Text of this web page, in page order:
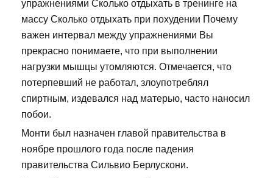
упражнениями Сколько отдыхать в тренинге на
массу Сколько отдыхать при похудении Почему
важен интервал между упражнениями Вы
прекрасно понимаете, что при выполнении
нагрузки мышцы утомляются. Отмечается, что
потерпевший не работал, злоупотреблял
спиртным, издевался над матерью, часто наносил
побои.
Монти был назначен главой правительства в
ноябре прошлого года после падения
правительства Сильвио Берлускони.